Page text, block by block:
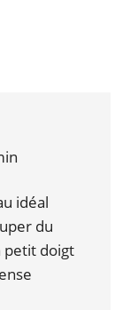
idéal
du
petit doigt